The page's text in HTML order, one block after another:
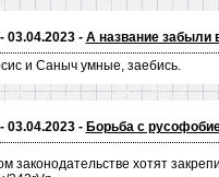
03.04.2023 - А название забыли
и Саныч умные, заебись.
03.04.2023 - Борьба с
законодательстве хотят